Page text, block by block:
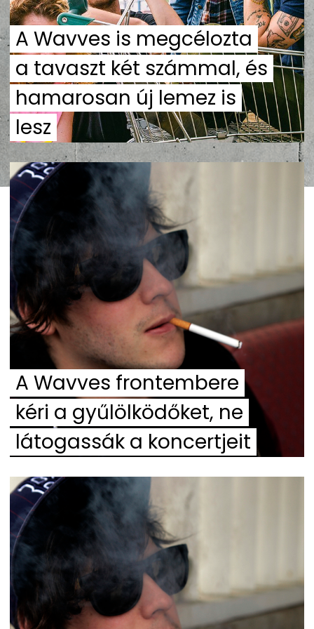
A Wavves is megcélozta
a tavaszt két számmal, és
hamarosan új lemez is
lesz
A Wavves frontembere
kéri a gyűlölködőket, ne
látogassák a koncertjeit